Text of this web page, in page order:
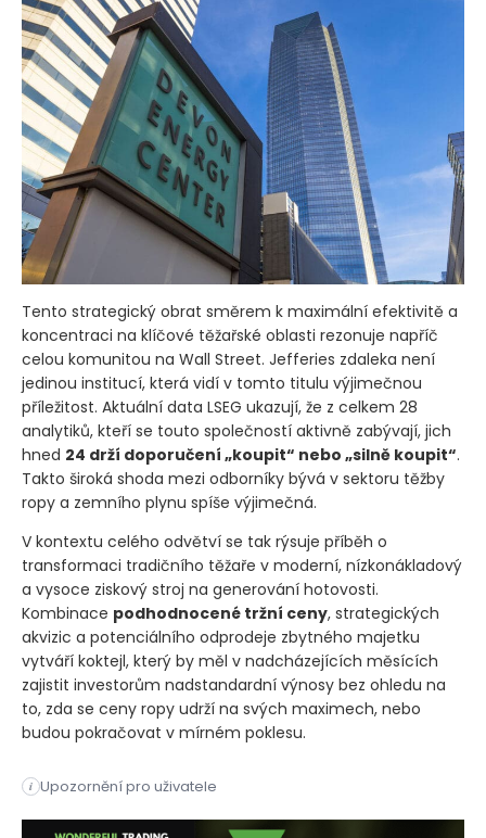
Tento strategický obrat směrem k maximální efektivitě a
koncentraci na klíčové těžařské oblasti rezonuje napříč
celou komunitou na Wall Street. Jefferies zdaleka není
jedinou institucí, která vidí v tomto titulu výjimečnou
příležitost. Aktuální data LSEG ukazují, že z celkem 28
analytiků, kteří se touto společností aktivně zabývají, jich
hned 24 drží doporučení „koupit“ nebo „silně koupit“.
Takto široká shoda mezi odborníky bývá v sektoru těžby
ropy a zemního plynu spíše výjimečná.
V kontextu celého odvětví se tak rýsuje příběh o
transformaci tradičního těžaře v moderní, nízkonákladový
a vysoce ziskový stroj na generování hotovosti.
Kombinace podhodnocené tržní ceny, strategických
akvizic a potenciálního odprodeje zbytného majetku
vytváří koktejl, který by měl v nadcházejících měsících
zajistit investorům nadstandardní výnosy bez ohledu na
to, zda se ceny ropy udrží na svých maximech, nebo
budou pokračovat v mírném poklesu.
i Upozornění pro uživatele
Investiční banka Jefferies zvýšila doporučení pro akcie